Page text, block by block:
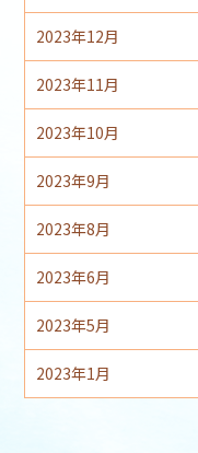
2023年12月
2023年11月
2023年10月
2023年9月
2023年8月
2023年6月
2023年5月
2023年1月